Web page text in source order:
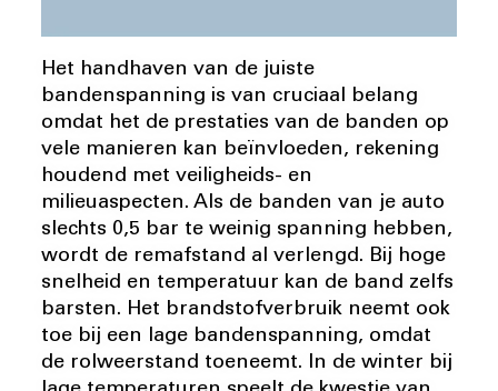
Het handhaven van de juiste
bandenspanning is van cruciaal belang
omdat het de prestaties van de banden op
vele manieren kan beïnvloeden, rekening
houdend met veiligheids- en
milieuaspecten. Als de banden van je auto
slechts 0,5 bar te weinig spanning hebben,
wordt de remafstand al verlengd. Bij hoge
snelheid en temperatuur kan de band zelfs
barsten. Het brandstofverbruik neemt ook
toe bij een lage bandenspanning, omdat
de rolweerstand toeneemt. In de winter bij